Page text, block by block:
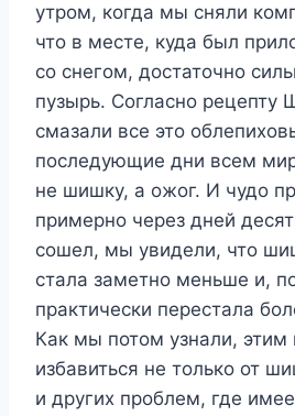
утром, когда мы сняли
что в месте, куда был
со снегом, достаточно
пузырь. Согласно рецепту
смазали все это
последующие дни всем
не шишку, а ожог. И чудо
примерно через дней
сошел, мы увидели, что
стала заметно меньше и,
практически перестала
Как мы потом узнали,
избавиться не только от
и других проблем, где